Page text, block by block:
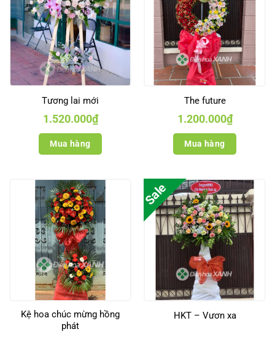
Tương lai mới
1.520.000₫
Mua hàng
The future
1.200.000₫
Mua hàng
Kệ hoa chúc mừng hồng
phát
Sale
HKT – Vươn xa